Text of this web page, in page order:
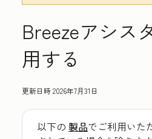
Breezeアシス
用する
更新日時2026年7月31日
以下の 製品でご利用いた